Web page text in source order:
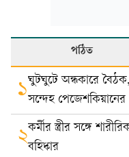
পঠিত
১ঘুটঘুটে অন্ধকারে
সন্দেহ পেজেশকিয়ানের
২কর্মীর স্ত্রীর সঙ্গে
বহিষ্কার